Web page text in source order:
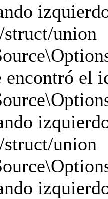
struct/union
encontró el
struct/union